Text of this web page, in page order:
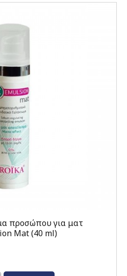
προσώπου για ματ
Mat (40 ml)